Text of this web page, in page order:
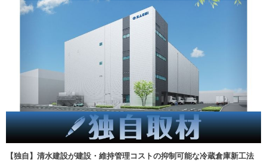
【独自】清水建設が建設・維持管理コストの抑制可能な冷蔵倉庫新工法